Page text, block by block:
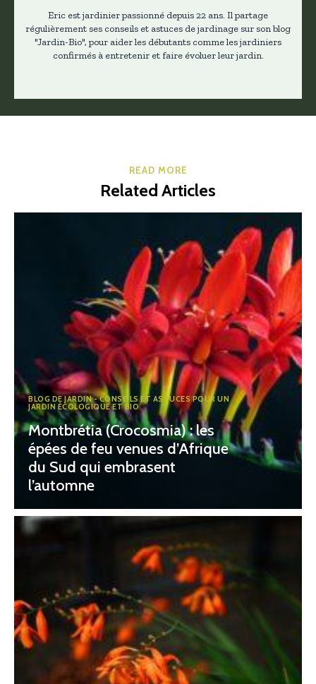
Eric est jardinier passionné depuis 22 ans. Il partage
régulièrement ses conseils et astuces de jardinage sur son blog
"Jardin-Bio", pour aider les débutants comme les jardiniers
confirmés à entretenir et faire évoluer leur jardin.
READ MORE
Related Articles
BLOG DE JARDIN - CONSEILS ET ASTUCES POUR UN
JARDIN ÉCOLOGIQUE ET BIO
Montbrétia (Crocosmia) : les
épées de feu venues d’Afrique
du Sud qui embrasent
l’automne